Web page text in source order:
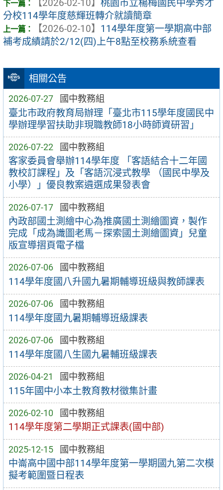
相關公告
2026-07-27 國中教務組
臺北市政府教育局辦理「臺北市115學年度國民中
學辦理學習扶助非現職教師18小時師資研習」
2026-07-22 國中教務組
客家委員會舉辦114學年度 「客語結合十二年國
教校訂課程」及「客語沉浸式教學 （國民中學及
小學）」優良教案遴選成果發表會
2026-07-17 國中教務組
內政部國土測繪中心為推廣國土測繪圖資，製作
完成「成為識圖老馬－探索國土測繪圖資」兒童
版宣導摺頁電子檔
2026-07-06 國中教務組
114學年度國八升國九暑期輔導班級與教師課表
2026-07-06 國中教務組
114學年度國九暑期輔導班級課表
2026-07-06 國中教務組
114學年度國八生國九暑輔班級課表
2026-04-21 國中教務組
115年國中小本土教育教材徵集計畫
2026-02-10 國中教務組
114學年度第二學期正式課表(國中部)
2025-12-15 國中教務組
中崙高中國中部114學年度第一學期國九第二次模
擬考範圍暨日程表
【2026-02-10】 桃園市立楊梅國民中學秀才
分校114學年度慈輝班轉介就讀簡章
【2026-02-10】 114學年度第一學期高中部
補考成績請於2/12(四)上午8點至校務系統查看